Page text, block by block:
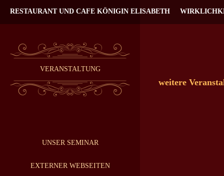
VERANSTALTUNG
UNSER SEMINAR
EXTERNER WEBSEITEN
weitere
RESTAURANT UND CAFE KÖNIGIN ELISABETH